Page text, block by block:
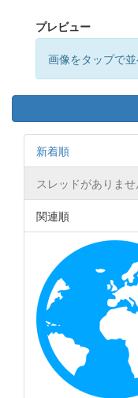
プレビュー
画像をタップで
新着順
スレッドがありませ
関連順